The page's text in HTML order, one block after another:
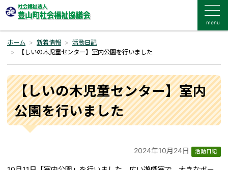
menu
ホーム 新着情報
活動日記
【しいの木児童センター】室内公園を行いました
【しいの木児童センター】室内
公園を行いました
2024年10月24日 活動日記